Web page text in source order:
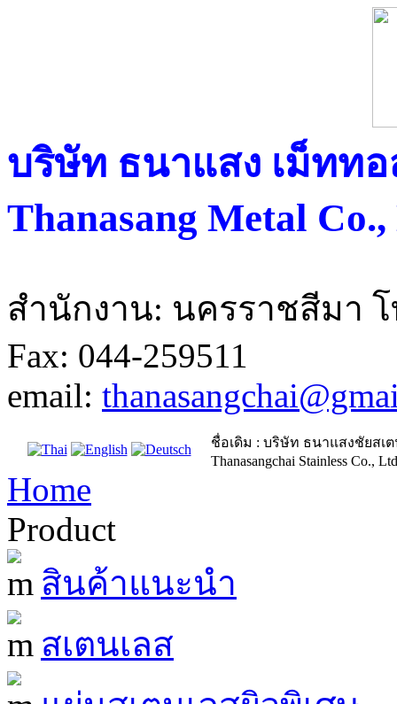
บริษัท ธนาแสง เม็ทท
Thanasang Metal
สำนักงาน: นครราชสีมา โ
Fax: 044-259511
email:
ชื่อเดิม : บริษัท ธนาแสงชัยสเ
Thanasangchai Stainless Co.,
Home
Product
สินค้าแนะนำ
สเตนเลส